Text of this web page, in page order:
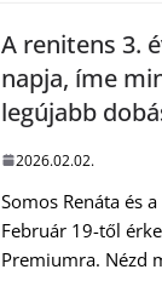
A renitens 3.
napja, íme
legújabb
2026.02.02.
Somos Renáta és
Február 19-től
Premiumra. Nézd